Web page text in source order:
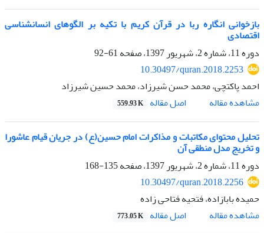
بازخوانی انگاره ربا در قرآن کریم با تکیه بر الگوهای انسان‏شناسی
اقتصادی
دوره 11، شماره 2، شهریور 1397، صفحه
61-92
10.30497/quran.2018.2253
احمد پاکتچی، محمد حسن شیرزاد، محمد حسین شیرزاد
مشاهده مقاله
اصل مقاله 559.93 K
تحلیل محتوای مکاتبات و مذاکرات امام حسین(ع) در جریان قیام عاشورا
و تخریج مدل منطقی آن
دوره 11، شماره 2، شهریور 1397، صفحه
135-168
10.30497/quran.2018.2256
حمیده بابازاده، فتحیه فتاحی زاده
مشاهده مقاله
اصل مقاله 773.05 K